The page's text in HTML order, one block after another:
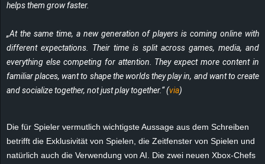
helps them grow faster.
„At the same time, a new generation of players is coming online with
different expectations. Their time is split across games, media, and
everything else competing for attention. They expect more content in
familiar places, want to shape the worlds they play in, and want to create
and socialize together, not just play together.“ (via)
Die für Spieler vermutlich wichtigste Aussage aus dem Schreiben
betrifft die Exklusivität von Spielen, die Zeitfenster von Spielen und
natürlich auch die Verwendung von AI. Die zwei neuen Xbox-Chefs